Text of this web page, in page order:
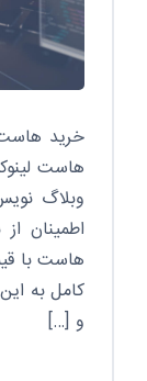
خرید
هاست
وبلاگ
اطمینان
هاست با
کامل به
و […]